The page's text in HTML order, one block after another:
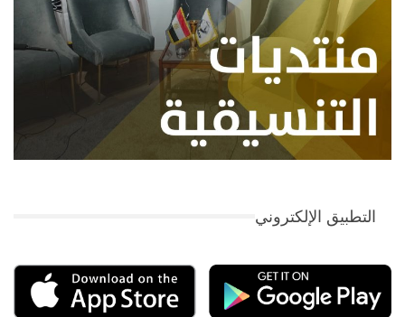
التطبيق الإلكتروني